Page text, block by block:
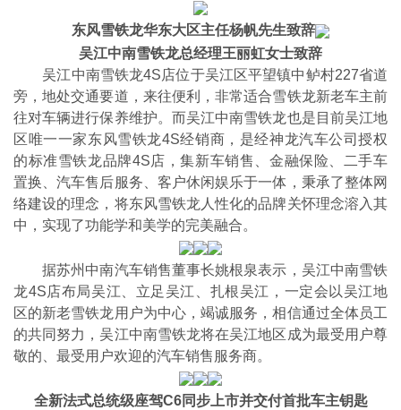
东风雪铁龙华东大区主任杨帆先生致辞
吴江中南雪铁龙总经理王丽虹女士致辞
吴江中南雪铁龙4S店位于吴江区平望镇中鲈村227省道
旁，地处交通要道，来往便利，非常适合雪铁龙新老车主前
往对车辆进行保养维护。而吴江中南雪铁龙也是目前吴江地
区唯一一家东风雪铁龙4S经销商，是经神龙汽车公司授权
的标准雪铁龙品牌4S店，集新车销售、金融保险、二手车
置换、汽车售后服务、客户休闲娱乐于一体，秉承了整体网
络建设的理念，将东风雪铁龙人性化的品牌关怀理念溶入其
中，实现了功能学和美学的完美融合。
据苏州中南汽车销售董事长姚根泉表示，吴江中南雪铁
龙4S店布局吴江、立足吴江、扎根吴江，一定会以吴江地
区的新老雪铁龙用户为中心，竭诚服务，相信通过全体员工
的共同努力，吴江中南雪铁龙将在吴江地区成为最受用户尊
敬的、最受用户欢迎的汽车销售服务商。
全新法式总统级座驾C6同步上市并交付首批车主钥匙